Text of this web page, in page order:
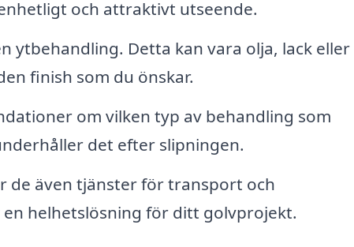
och attraktivt utseende.
ytbehandling. Detta kan vara olja, lack eller
finish som du önskar.
om vilken typ av behandling som
det efter slipningen.
de även tjänster för transport och
helhetslösning för ditt golvprojekt.